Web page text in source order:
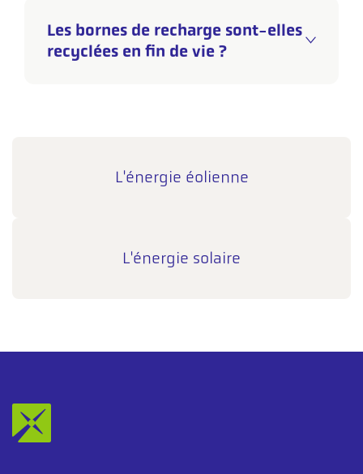
Les bornes de recharge sont-elles
recyclées en fin de vie ?
L'énergie éolienne
L'énergie solaire